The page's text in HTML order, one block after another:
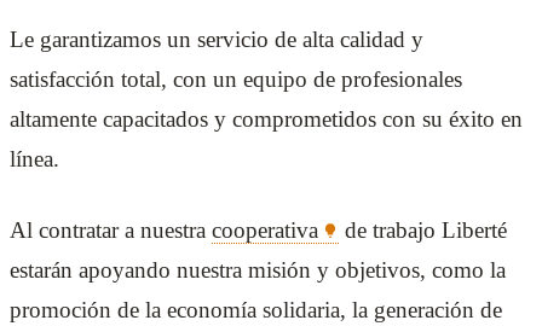
Le garantizamos un servicio de alta calidad y
satisfacción total, con un equipo de profesionales
altamente capacitados y comprometidos con su éxito en
línea.
Al contratar a nuestra cooperativa
de trabajo Liberté
estarán apoyando nuestra misión y objetivos, como la
promoción de la economía solidaria, la generación de